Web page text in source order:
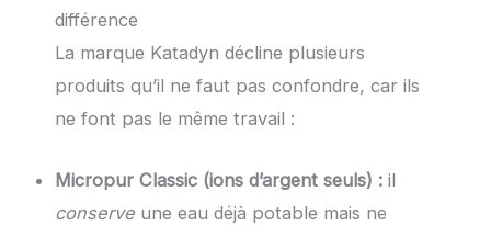
différence
La marque Katadyn décline plusieurs
produits qu’il ne faut pas confondre, car ils
ne font pas le même travail :
Micropur Classic (ions d’argent seuls) : il
conserve une eau déjà potable mais ne